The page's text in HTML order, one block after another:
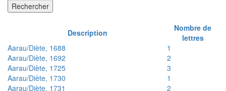
Rechercher
Description
Nombre de
lettres
Aarau/Diète, 1688
1
Aarau/Diète, 1692
2
Aarau/Diète, 1725
3
Aarau/Diète, 1730
1
Aarau/Diète, 1731
2